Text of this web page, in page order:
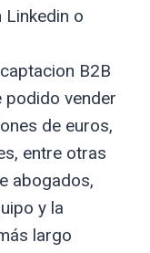
Linkedin o
B2B
podido vender
de euros,
entre otras
abogados,
y la
largo